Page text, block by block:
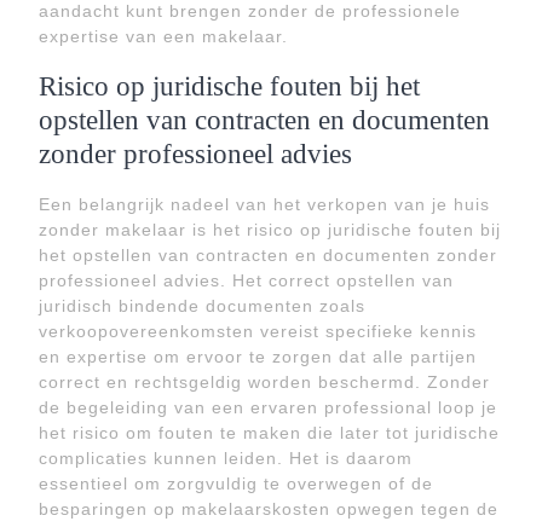
aandacht kunt brengen zonder de professionele
expertise van een makelaar.
Risico op juridische fouten bij het
opstellen van contracten en documenten
zonder professioneel advies
Een belangrijk nadeel van het verkopen van je huis
zonder makelaar is het risico op juridische fouten bij
het opstellen van contracten en documenten zonder
professioneel advies. Het correct opstellen van
juridisch bindende documenten zoals
verkoopovereenkomsten vereist specifieke kennis
en expertise om ervoor te zorgen dat alle partijen
correct en rechtsgeldig worden beschermd. Zonder
de begeleiding van een ervaren professional loop je
het risico om fouten te maken die later tot juridische
complicaties kunnen leiden. Het is daarom
essentieel om zorgvuldig te overwegen of de
besparingen op makelaarskosten opwegen tegen de